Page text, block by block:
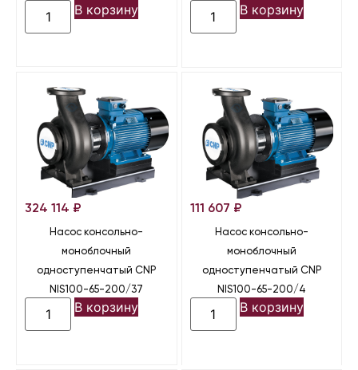
В корзину В корзину
324 114 ₽
Насос консольно-
моноблочный
одноступенчатый CNP
NIS100-65-200/37
В корзину
111 607 ₽
Насос консольно-
моноблочный
одноступенчатый CNP
NIS100-65-200/4
В корзину